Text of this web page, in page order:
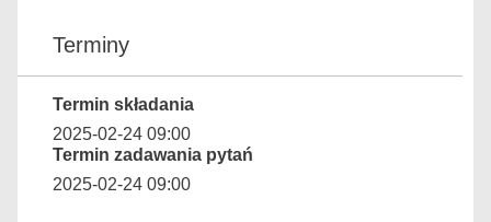
Terminy
Termin składania
2025-02-24 09:00
Termin zadawania pytań
2025-02-24 09:00